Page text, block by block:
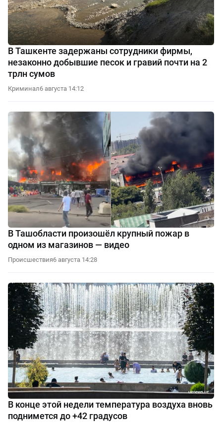
В Ташкенте задержаны сотрудники фирмы,
незаконно добывшие песок и гравий почти на 2
трлн сумов
Криминал6 августа 14:12
В Ташобласти произошёл крупный пожар в
одном из магазинов — видео
Происшествия6 августа 14:28
В конце этой недели температура воздуха вновь
поднимется до +42 градусов